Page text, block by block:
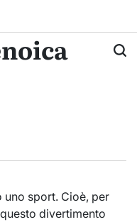
uno sport. Cioè, per
divertimento